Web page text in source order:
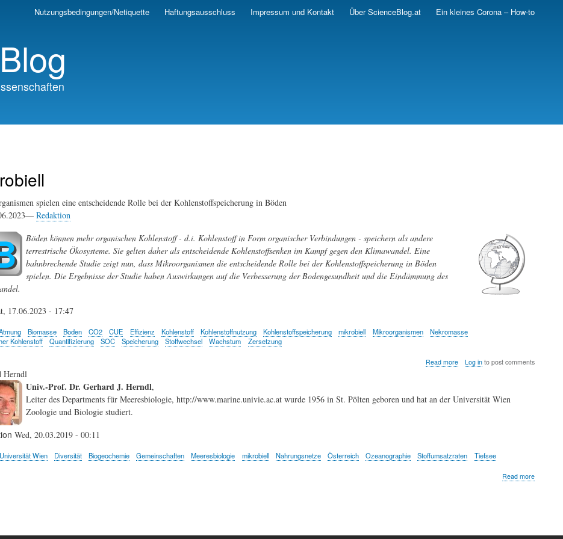
Skip
Nutzungsbedingungen/Netiquette Haftungsausschluss Impressum und Kontakt Über ScienceBlog.at Ein kleines Corona – How-to
spielen eine entscheidende Rolle bei der Kohlenstoffspeicherung in Böden
Redaktion
Böden können mehr organischen Kohlenstoff - d.i. Kohlenstoff in Form organischer Verbindungen - speichern als andere
terrestrische Ökosysteme. Sie gelten daher als entscheidende Kohlenstoffsenken im Kampf gegen den Klimawandel. Eine
bahnbrechende Studie zeigt nun, dass Mikroorganismen die entscheidende Rolle bei der Kohlenstoffspeicherung in Böden
spielen. Die Ergebnisse der Studie haben Auswirkungen auf die Verbesserung der Bodengesundheit und die Eindämmung des
17.06.2023 - 17:47
Biomasse Boden CO2 CUE Effizienz Kohlenstoff Kohlenstoffnutzung Kohlenstoffspeicherung mikrobiell Mikroorganismen
Nekromasse
Kohlenstoff
Quantifizierung SOC Speicherung Stoffwechsel Wachstum Zersetzung
Read moreabout
entscheidende
Böden
Log into post comments
Herndl
Univ.-Prof. Dr. Gerhard J. Herndl,
Leiter des Departments für Meeresbiologie, http://www.marine.univie.ac.at wurde 1956 in St. Pölten geboren und hat an der Universität Wien
Zoologie und Biologie studiert.
Wed, 20.03.2019 - 00:11
Universität Wien Diversität Biogeochemie Gemeinschaften Meeresbiologie mikrobiell Nahrungsnetze Österreich Ozeanographie Stoffumsatzraten Tiefsee
Read moreabout
Gerhard